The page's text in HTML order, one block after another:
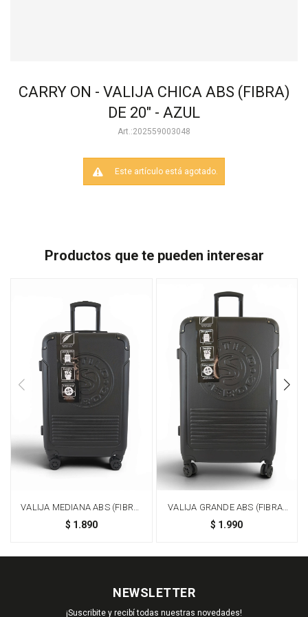
CARRY ON - VALIJA CHICA ABS (FIBRA)
DE 20" - AZUL
202559003048
Este artículo está agotado.
Productos que te pueden interesar
VALIJA MEDIANA ABS (FIBRA)
DE 24" - NEGRO
$ 1.890
VALIJA GRANDE ABS (FIBRA)
DE 28" - NEGRO
$ 1.990
NEWSLETTER
¡Suscribite y recibí todas nuestras novedades!